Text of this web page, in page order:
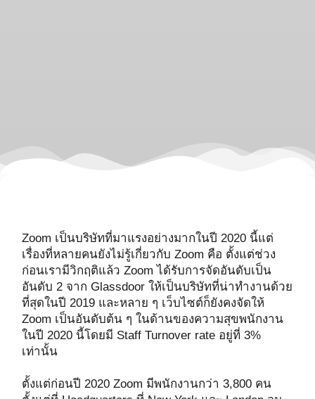
Zoom เป็นบริษัทที่มาแรงอย่างมากในปี 2020 นี้แต่
เรื่องที่หลายคนยังไม่รู้เกี่ยวกับ Zoom คือ ตั้งแต่ช่วง
ก่อนเรามีวิกฤติแล้ว Zoom ได้รับการจัดอันดับเป็น
อันดับ 2 จาก Glassdoor ให้เป็นบริษัทที่น่าทำงานด้วย
ที่สุดในปี 2019 และหลาย ๆ เว็บไซต์ก็ยังคงจัดให้
Zoom เป็นอันดับต้น ๆ ในด้านของความสุขพนักงาน
ในปี 2020 นี้โดยมี Staff Turnover rate อยู่ที่ 3%
เท่านั้น
ตั้งแต่ก่อนปี 2020 Zoom มีพนักงานกว่า 3,800 คน